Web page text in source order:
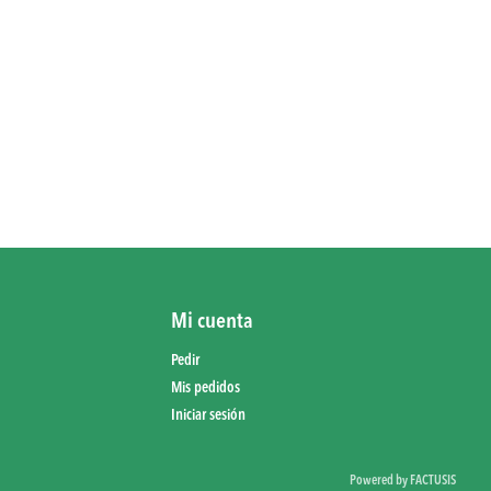
Mi cuenta
Pedir
Mis pedidos
Iniciar sesión
Powered by FACTUSIS